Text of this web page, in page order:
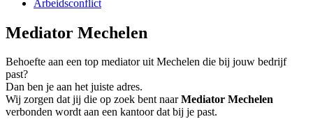
Arbeidsconflict
Mediator Mechelen
Behoefte aan een top mediator uit Mechelen die bij jouw bedrijf
past?
Dan ben je aan het juiste adres.
Wij zorgen dat jij die op zoek bent naarMediator Mechelen
verbonden wordt aan een kantoor dat bij je past.